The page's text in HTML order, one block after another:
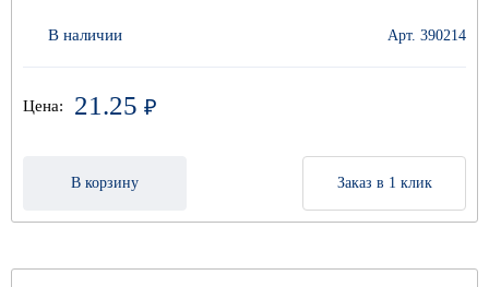
В наличии Арт. 390214
Цена: 21.25 ₽
В корзину Заказ в 1 клик